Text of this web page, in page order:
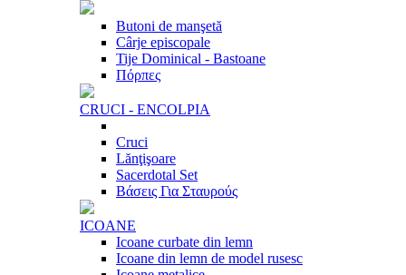
Butoni de manşetă
Cârje episcopale
Tije Dominical - Bastoane
Πόρπες
CRUCI - ENCOLPIA
Cruci
Lănţişoare
Sacerdotal Set
Βάσεις Για Σταυρούς
ICOANE
Icoane curbate din lemn
Icoane din lemn de model rusesc